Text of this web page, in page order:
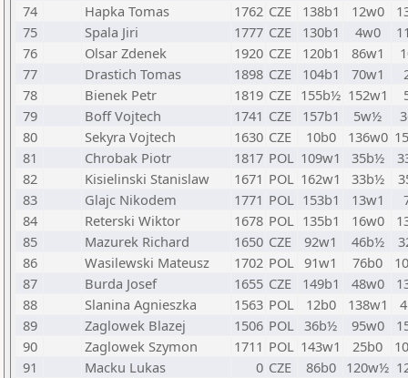
74
Hapka Tomas 1762 CZE 138b1 12w0
75
Spala Jiri 1777 CZE 130b1 4w0
76
Olsar Zdenek 1920 CZE 120b1 86w1
77
Drastich Tomas 1898 CZE 104b1 70w1
78
Bienek Petr 1819 CZE 155b½ 152w1
79
Boff Vojtech 1741 CZE 157b1 5w½
80
Sekyra Vojtech 1630 CZE 10b0 136w0
81
Chrobak Piotr 1817 POL 109w1 35b½
82
Kisielinski Stanislaw 1671 POL 162w1 33b½
83
Glajc Nikodem 1771 POL 153b1 13w1
84
Reterski Wiktor 1678 POL 135b1 16w0
85
Mazurek Richard 1650 CZE 92w1 46b½
86
Wasilewski Mateusz 1702 POL 91w1 76b0
87
Burda Josef 1655 CZE 149b1 48w0
88
Slanina Agnieszka 1563 POL 12b0 138w1
89
Zaglowek Blazej 1506 POL 36b½ 95w0
90
Zaglowek Szymon 1711 POL 143w1 25b0
91
Macku Lukas 0 CZE 86b0 120w½